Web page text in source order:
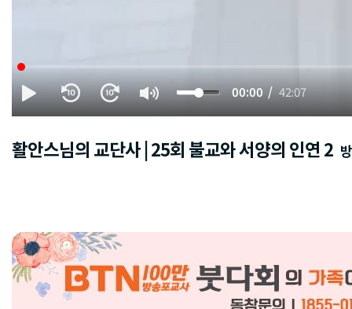
00:00 42:07
활안스님의 교단사 | 25회 불교와 서양의 인연 2